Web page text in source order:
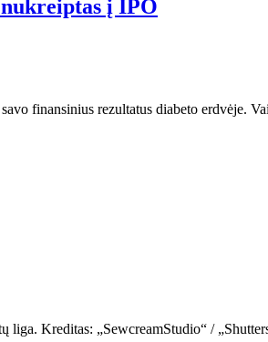
į IPO
finansinius rezultatus diabeto erdvėje.
liga. Kreditas: „SewcreamStudio“ /